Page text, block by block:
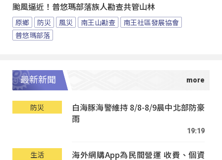
颱風逼近！普悠瑪部落族人勘查共管山林
原鄉 防災 風災 南王山勘查
南王社區發展協會
普悠瑪部落
最新新聞
防災
白海豚海警維持 8/8-8/9晨中北部防豪
雨
19:19
生活
海外網購App為民間營運 收費、個資